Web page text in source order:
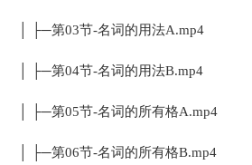
│ ├─第03节-名词的用法A.mp4
│ ├─第04节-名词的用法B.mp4
│ ├─第05节-名词的所有格A.mp4
│ ├─第06节-名词的所有格B.mp4